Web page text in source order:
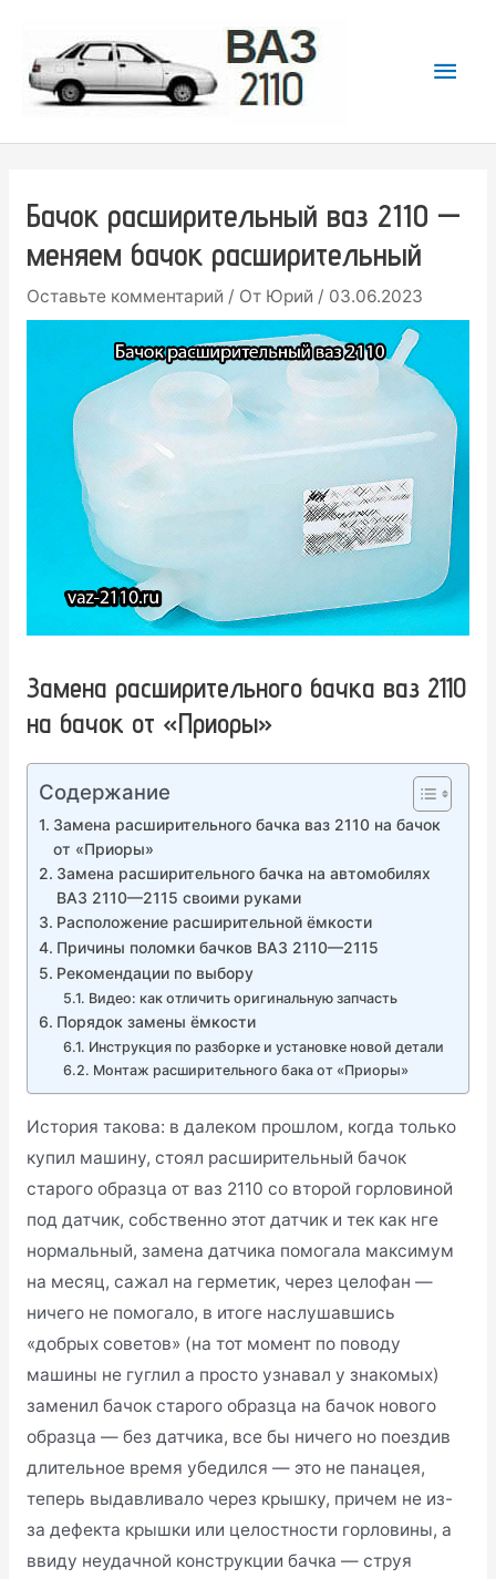
содержимому
Бачок расширительный ваз 2110 —
меняем бачок расширительный
Оставьте комментарий / От Юрий / 03.06.2023
Замена расширительного бачка ваз 2110
на бачок от «Приоры»
Содержание
Замена расширительного бачка ваз 2110 на бачок
от «Приоры»
Замена расширительного бачка на автомобилях
ВАЗ 2110—2115 своими руками
Расположение расширительной ёмкости
Причины поломки бачков ВАЗ 2110—2115
Рекомендации по выбору
Видео: как отличить оригинальную запчасть
Порядок замены ёмкости
Инструкция по разборке и установке новой детали
Монтаж расширительного бака от «Приоры»
История такова: в далеком прошлом, когда только
купил машину, стоял расширительный бачок
старого образца от ваз 2110 со второй горловиной
под датчик, собственно этот датчик и тек как нге
нормальный, замена датчика помогала максимум
на месяц, сажал на герметик, через целофан —
ничего не помогало, в итоге наслушавшись
«добрых советов» (на тот момент по поводу
машины не гуглил а просто узнавал у знакомых)
заменил бачок старого образца на бачок нового
образца — без датчика, все бы ничего но поездив
длительное время убедился — это не панацея,
теперь выдавливало через крышку, причем не из-
за дефекта крышки или целостности горловины, а
ввиду неудачной конструкции бачка — струя